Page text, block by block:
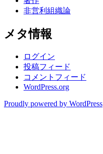
非営利組織論
メタ情報
ログイン
投稿フィード
コメントフィード
WordPress.org
Proudly powered by WordPress